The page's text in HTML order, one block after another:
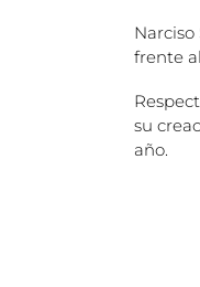
frente
su
año.